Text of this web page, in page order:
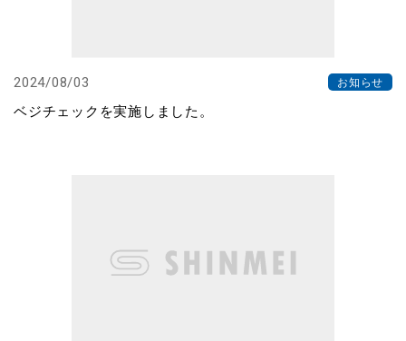
2024/08/03 お知らせ
ベジチェックを実施しました。